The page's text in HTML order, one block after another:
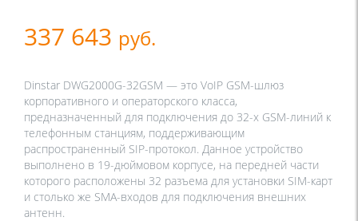
337 643 руб.
Dinstar DWG2000G-32GSM — это VoIP GSM-шлюз
корпоративного и операторского класса,
предназначенный для подключения до 32-х GSM-линий к
телефонным станциям, поддерживающим
распространенный SIP-протокол. Данное устройство
выполнено в 19-дюймовом корпусе, на передней части
которого расположены 32 разъема для установки SIM-карт
и столько же SMA-входов для подключения внешних
антенн.